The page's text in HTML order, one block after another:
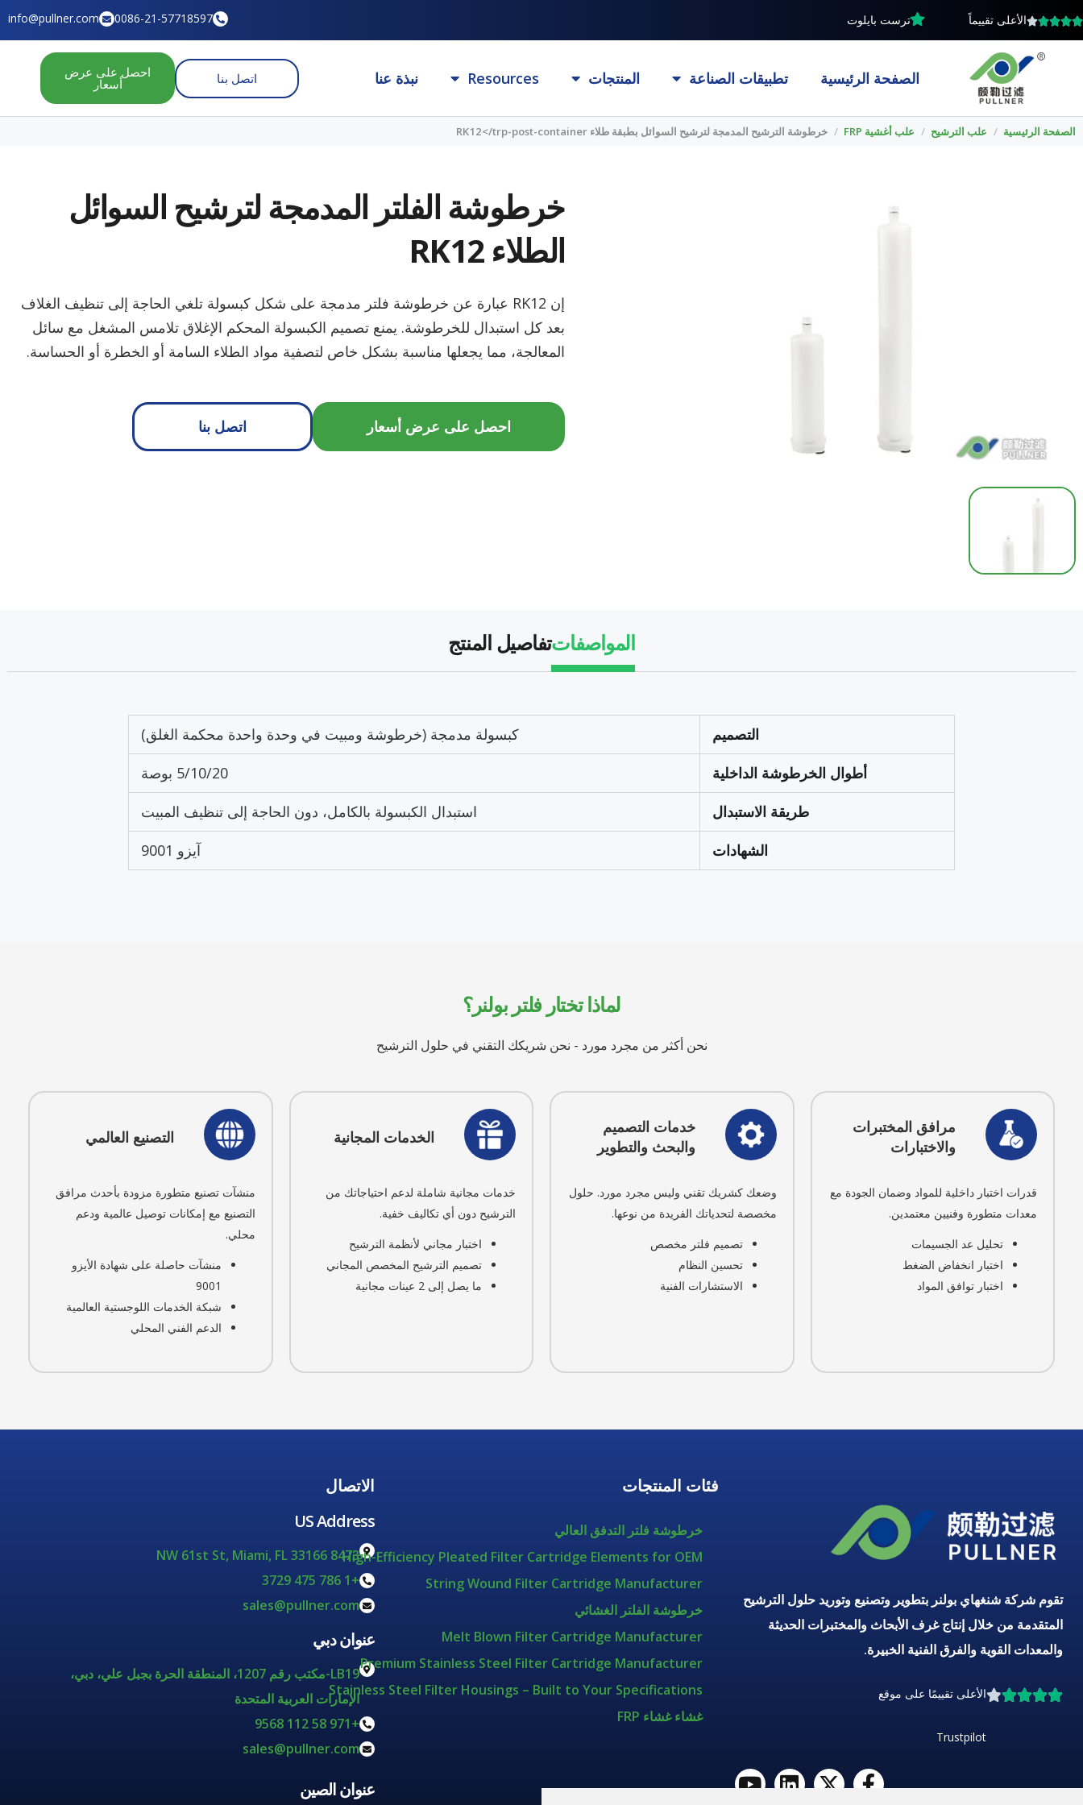
إلى
المحتوى
الأعلى تقييماً ترست بايلوت 0086-21-57718597
info@pullner.com
الصفحة الرئيسية تطبيقات الصناعة المنتجات Resources نبذة عنا اتصل بنا احصل على عرض
أسعار
الصفحة الرئيسية / علب الترشيح / علب أغشية FRP / خرطوشة الترشيح المدمجة لترشيح السوائل بطبقة طلاء RK12</trp-post-container
خرطوشة الفلتر المدمجة لترشيح السوائل
الطلاء RK12
إن RK12 عبارة عن خرطوشة فلتر مدمجة على شكل كبسولة تلغي الحاجة إلى تنظيف الغلاف
بعد كل استبدال للخرطوشة. يمنع تصميم الكبسولة المحكم الإغلاق تلامس المشغل مع سائل
المعالجة، مما يجعلها مناسبة بشكل خاص لتصفية مواد الطلاء السامة أو الخطرة أو الحساسة.
احصل على عرض أسعار اتصل بنا
المواصفاتتفاصيل المنتج
التصميم
كبسولة مدمجة (خرطوشة ومبيت في وحدة واحدة محكمة الغلق)
أطوال الخرطوشة الداخلية
5/10/20 بوصة
طريقة الاستبدال
استبدال الكبسولة بالكامل، دون الحاجة إلى تنظيف المبيت
الشهادات
آيزو 9001
لماذا تختار فلتر بولنر؟
نحن أكثر من مجرد مورد - نحن شريكك التقني في حلول الترشيح
مرافق المختبرات
والاختبارات
قدرات اختبار داخلية للمواد وضمان الجودة مع
معدات متطورة وفنيين معتمدين.
تحليل عد الجسيمات
اختبار انخفاض الضغط
اختبار توافق المواد
خدمات التصميم
والبحث والتطوير
وضعك كشريك تقني وليس مجرد مورد. حلول
مخصصة لتحدياتك الفريدة من نوعها.
تصميم فلتر مخصص
تحسين النظام
الاستشارات الفنية
الخدمات المجانية
خدمات مجانية شاملة لدعم احتياجاتك من
الترشيح دون أي تكاليف خفية.
اختبار مجاني لأنظمة الترشيح
تصميم الترشيح المخصص المجاني
ما يصل إلى 2 عينات مجانية
التصنيع العالمي
منشآت تصنيع متطورة مزودة بأحدث مرافق
التصنيع مع إمكانات توصيل عالمية ودعم
محلي.
منشآت حاصلة على شهادة الأيزو
9001
شبكة الخدمات اللوجستية العالمية
الدعم الفني المحلي
تقوم شركة شنغهاي بولنر بتطوير وتصنيع وتوريد حلول الترشيح
المتقدمة من خلال إنتاج غرف الأبحاث والمختبرات الحديثة
والمعدات القوية والفرق الفنية الخبيرة.
الأعلى تقييمًا على موقع
Trustpilot
ف إ ل ي
فئات المنتجات
خرطوشة فلتر التدفق العالي
High-Efficiency Pleated Filter Cartridge Elements for OEM
String Wound Filter Cartridge Manufacturer
خرطوشة الفلتر الغشائي
Melt Blown Filter Cartridge Manufacturer
Premium Stainless Steel Filter Cartridge Manufacturer
Stainless Steel Filter Housings – Built to Your Specifications
غشاء غشاء FRP
الاتصال
US Address
8473 NW 61st St, Miami, FL 33166
+1 786 475 3729
sales@pullner.com
عنوان دبي
LB19-مكتب رقم 1207، المنطقة الحرة بجبل علي، دبي،
الإمارات العربية المتحدة
+971 58 112 9568
sales@pullner.com
عنوان الصين